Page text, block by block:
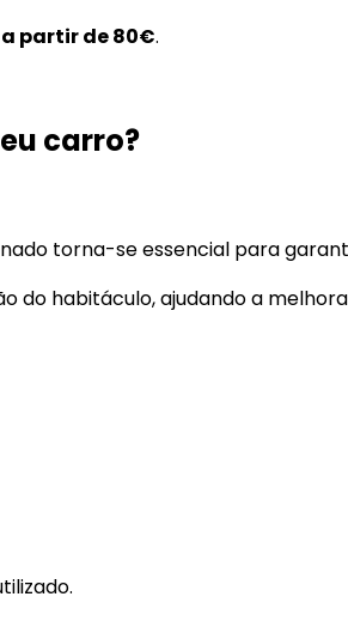
a partir de 80€.
carro?
torna-se essencial para
do habitáculo, ajudando a